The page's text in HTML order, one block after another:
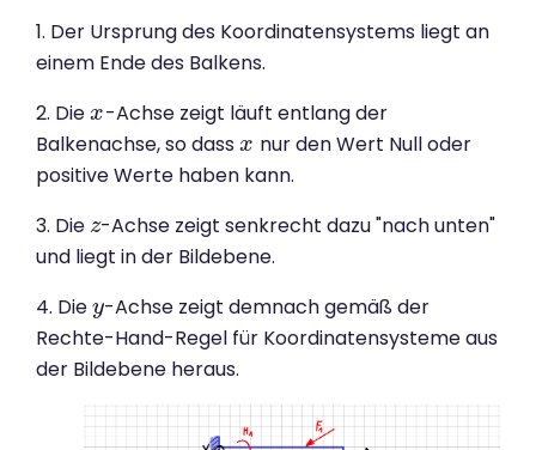
1. Der Ursprung des Koordinatensystems liegt an
einem Ende des Balkens.
2. Die x
x -Achse zeigt läuft entlang der
Balkenachse, so dass x
x nur den Wert Null oder
positive Werte haben kann.
3. Die z
z-Achse zeigt senkrecht dazu "nach unten"
und liegt in der Bildebene.
4. Die y
y-Achse zeigt demnach gemäß der
Rechte-Hand-Regel für Koordinatensysteme aus
der Bildebene heraus.